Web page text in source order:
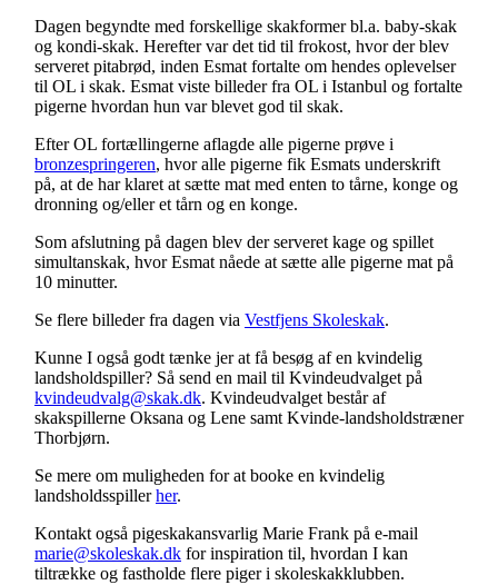
Dagen begyndte med forskellige skakformer bl.a. baby-skak
og kondi-skak. Herefter var det tid til frokost, hvor der blev
serveret pitabrød, inden Esmat fortalte om hendes oplevelser
til OL i skak. Esmat viste billeder fra OL i Istanbul og fortalte
pigerne hvordan hun var blevet god til skak.
Efter OL fortællingerne aflagde alle pigerne prøve i
bronzespringeren, hvor alle pigerne fik Esmats underskrift
på, at de har klaret at sætte mat med enten to tårne, konge og
dronning og/eller et tårn og en konge.
Som afslutning på dagen blev der serveret kage og spillet
simultanskak, hvor Esmat nåede at sætte alle pigerne mat på
10 minutter.
Se flere billeder fra dagen via Vestfjens Skoleskak.
Kunne I også godt tænke jer at få besøg af en kvindelig
landsholdspiller? Så send en mail til Kvindeudvalget på
kvindeudvalg@skak.dk. Kvindeudvalget består af
skakspillerne Oksana og Lene samt Kvinde-landsholdstræner
Thorbjørn.
Se mere om muligheden for at booke en kvindelig
landsholdsspillerher.
Kontakt også pigeskakansvarlig Marie Frank på e-mail
marie@skoleskak.dk for inspiration til, hvordan I kan
tiltrække og fastholde flere piger i skoleskakklubben.